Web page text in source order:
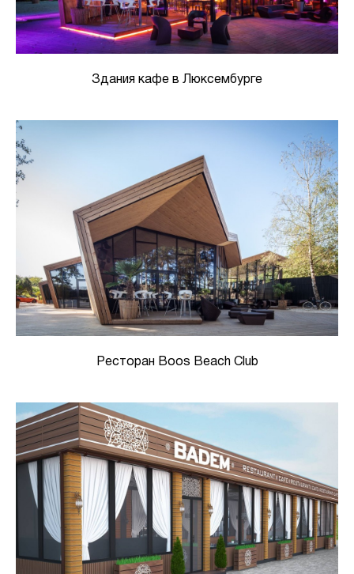
Здания кафе в Люксембурге
Ресторан Boos Beach Club